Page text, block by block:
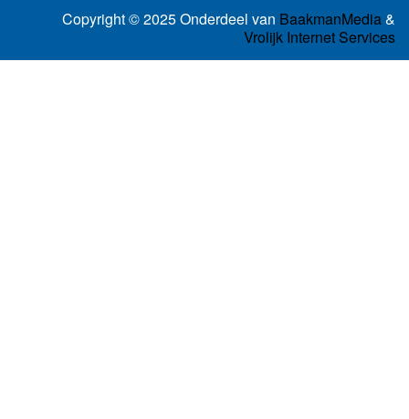
Copyright © 2025 Onderdeel van BaakmanMedia&
Vrolijk Internet Services